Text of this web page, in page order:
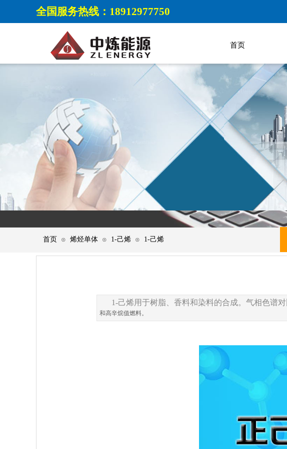
全国服务热线：18912977750
首页
首页 ⊙ 烯烃单体 ⊙ 1-己烯 ⊙ 1-己烯
1-己烯用于树脂、香料和染料的合成。气相色谱对
和高辛烷值燃料。